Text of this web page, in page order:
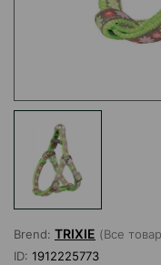
Brend: TRIXIE (Все
ID: 1912225773